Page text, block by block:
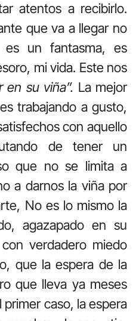
atentos a recibirlo.
que va a llegar no
un fantasma, es
mi vida. Este nos
en su viña”. La mejor
trabajando a gusto,
con aquello
de tener un
que no se limita a
a darnos la viña por
No es lo mismo la
agazapado en su
verdadero miedo
que la espera de la
que lleva ya meses
primer caso, la espera